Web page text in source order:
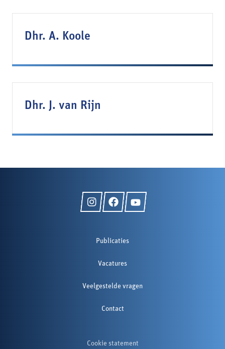
Dhr. A. Koole
Dhr. J. van Rijn
Publicaties
Vacatures
Veelgestelde vragen
Contact
Cookie statement